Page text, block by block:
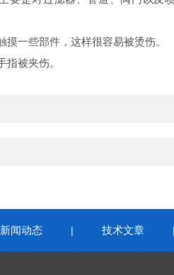
摸一些部件，这样很容易被烫伤。
被夹伤。
新闻动态 | 技术文章